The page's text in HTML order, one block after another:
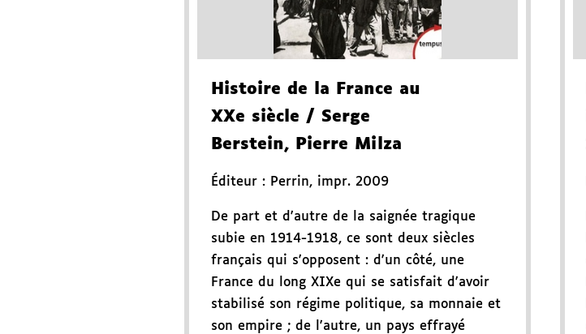
Histoire de la France au
XXe siècle / Serge
Berstein, Pierre Milza
Éditeur : Perrin, impr. 2009
De part et d'autre de la saignée tragique
subie en 1914-1918, ce sont deux siècles
français qui s'opposent : d'un côté, une
France du long XIXe qui se satisfait d'avoir
stabilisé son régime politique, sa monnaie et
son empire ; de l'autre, un pays effrayé